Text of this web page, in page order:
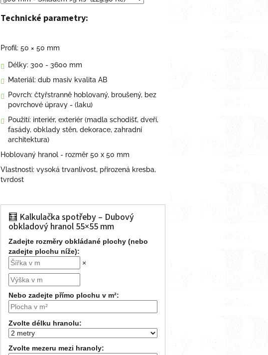
hvězdiček.
Technické parametry:
Profil: 50 × 50 mm
Délky: 300 - 3600 mm
Materiál: dub masiv kvalita AB
Povrch: čtyřstranně hoblovaný, broušený, bez
povrchové úpravy - (laku)
Použití: interiér, exteriér (madla schodišť, dveří,
fasády, obklady stěn, dekorace, zahradní
architektura)
Hoblovaný hranol - rozměr 50 x 50 mm
Vlastnosti: vysoká trvanlivost, přirozená kresba,
tvrdost
🧮 Kalkulačka spotřeby – Dubový
obkladový hranol 55×55 mm
Zadejte rozměry obkládané plochy (nebo
zadejte plochu níže):
×
Nebo zadejte přímo plochu v m²:
Zvolte délku hranolu:
Zvolte mezeru mezi hranoly: